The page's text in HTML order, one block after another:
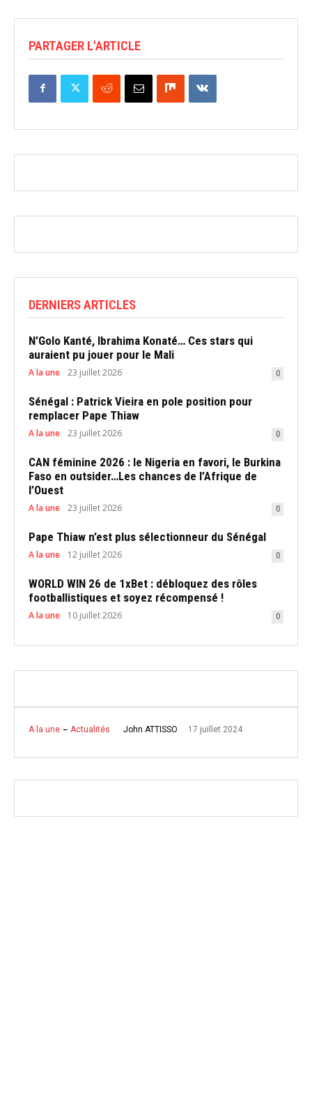
PARTAGER L'ARTICLE
DERNIERS ARTICLES
N’Golo Kanté, Ibrahima Konaté… Ces stars qui
auraient pu jouer pour le Mali
A la une 23 juillet 2026 0
Sénégal : Patrick Vieira en pole position pour
remplacer Pape Thiaw
A la une 23 juillet 2026 0
CAN féminine 2026 : le Nigeria en favori, le Burkina
Faso en outsider…Les chances de l’Afrique de
l’Ouest
A la une 23 juillet 2026 0
Pape Thiaw n’est plus sélectionneur du Sénégal
A la une 12 juillet 2026 0
WORLD WIN 26 de 1xBet : débloquez des rôles
footballistiques et soyez récompensé !
A la une 10 juillet 2026 0
A la une Actualités John ATTISSO 17 juillet 2024